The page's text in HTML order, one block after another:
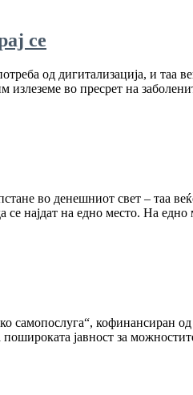
се
од дигитализација, и таа
во пресрет на
во денешниот свет – таа
се најдат на едно место. На
кофинансиран
јавност за